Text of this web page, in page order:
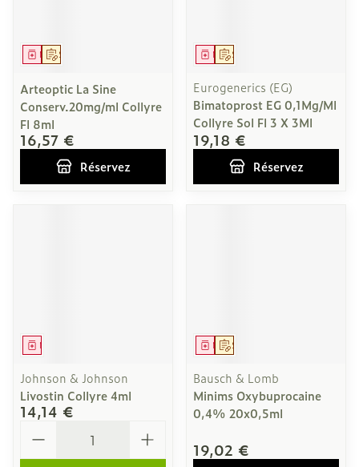
Sur prescription
Médicament
Arteoptic La Sine
Conserv.20mg/ml Collyre
Fl 8ml
16,57 €
Réservez
Sur prescription
Médicament
Eurogenerics (EG)
Bimatoprost EG 0,1Mg/Ml
Collyre Sol Fl 3 X 3Ml
19,18 €
Réservez
Médicament
Johnson & Johnson
Livostin Collyre 4ml
14,14 €
Sur prescription
Médicament
Bausch & Lomb
Minims Oxybuprocaine
0,4% 20x0,5ml
19,02 €